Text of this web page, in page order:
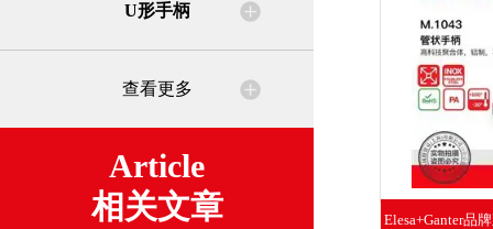
U形手柄
查看更多
Article
相关文章
Elesa+Ganter品